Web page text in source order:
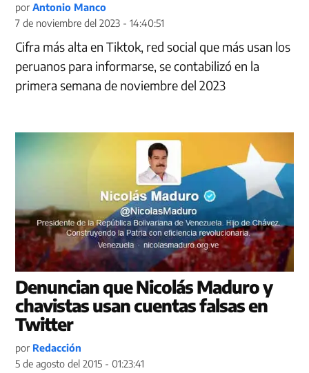
por Antonio Manco
7 de noviembre del 2023 - 14:40:51
Cifra más alta en Tiktok, red social que más usan los
peruanos para informarse, se contabilizó en la
primera semana de noviembre del 2023
Denuncian que Nicolás Maduro y
chavistas usan cuentas falsas en
Twitter
por Redacción
5 de agosto del 2015 - 01:23:41